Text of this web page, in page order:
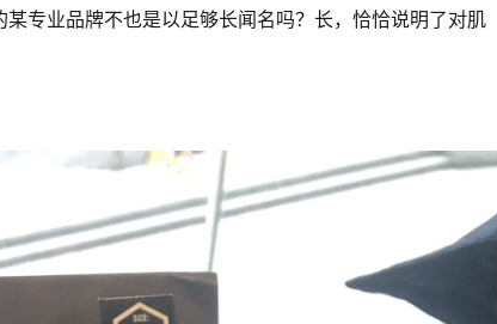
专业品牌不也是以足够长闻名吗？长，恰恰说明了对肌